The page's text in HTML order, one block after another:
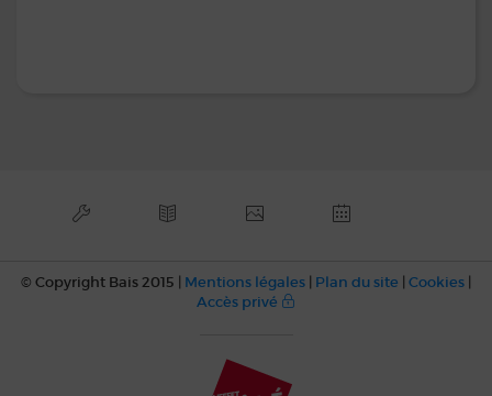
© Copyright Bais 2015 | Mentions légales | Plan du site | Cookies |
Accès privé